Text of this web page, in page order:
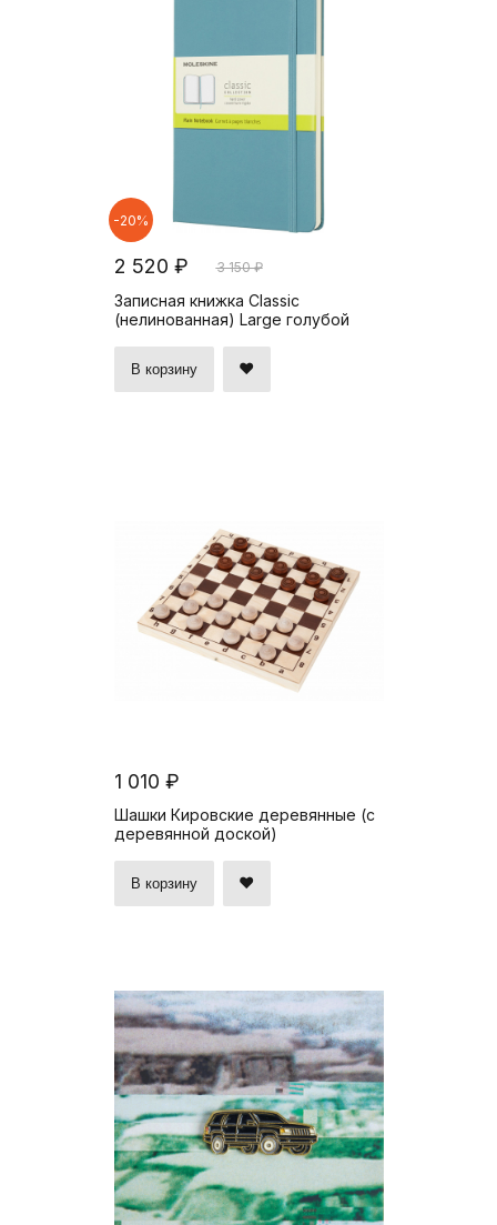
-20%
2 520 ₽ 3 150 ₽
Записная книжка Classic
(нелинованная) Large голубой
В корзину
1 010 ₽
Шашки Кировские деревянные (с
деревянной доской)
В корзину